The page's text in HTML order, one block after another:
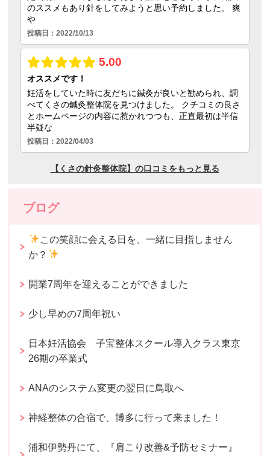
ブログ
この笑顔に会える日を、一緒に目指しません
か？
開業7周年を迎えることができました
少し早めの7周年祝い
日本妊活協会 子宝整体スクール導入クラス東京
26期の卒業式
ANAのシステム変更の翌日に鳥取へ
神経整体の合宿で、博多に行って来ました！
浦和伊勢丹にて、『肩こり改善&予防セミナー』